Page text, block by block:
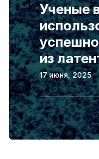
Ученые
из
17 июня, 2025